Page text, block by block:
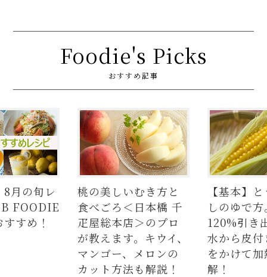
Foodie's Picks
おすすめ記事
桃の美しいむき方と
食べごろ＜日本橋 千
疋屋総本店＞のプロ
が教えます。キウイ、
マンゴー、メロンの
カット方法も解説！
【基本】とうもろこ
しのゆで方。甘さを
120%引き出すには、
水から皮付き＆時間
をかけて加熱が正
解！